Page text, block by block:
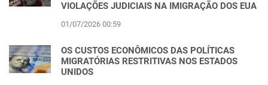
VIOLAÇÕES JUDICIAIS NA IMIGRAÇÃO DOS EUA
01/07/2026 00:59
OS CUSTOS ECONÔMICOS DAS POLÍTICAS
MIGRATÓRIAS RESTRITIVAS NOS ESTADOS
UNIDOS